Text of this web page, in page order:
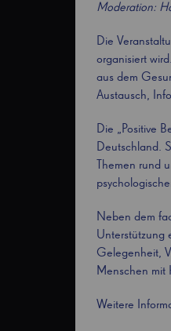
Moderation:
Die
organisiert
aus dem
Austausch,
Die „Positive
Deutschland.
Themen rund
Neben dem
Unterstützung
Gelegenheit,
Menschen mit
Weitere